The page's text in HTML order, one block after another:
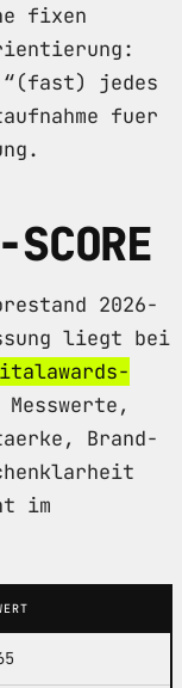
fixen
“(fast) jedes
fuer
2026-
liegt bei
Brand-
im